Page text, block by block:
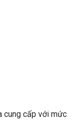
cung cấp với mức